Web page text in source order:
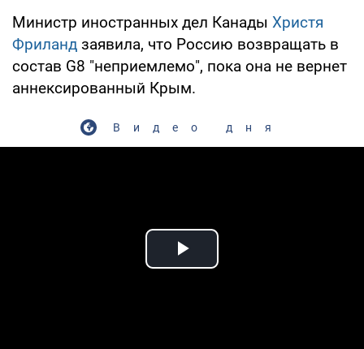
Министр иностранных дел Канады Христя
Фриланд заявила, что Россию возвращать в
состав G8 "неприемлемо", пока она не вернет
аннексированный Крым.
Видео дня
Play Video